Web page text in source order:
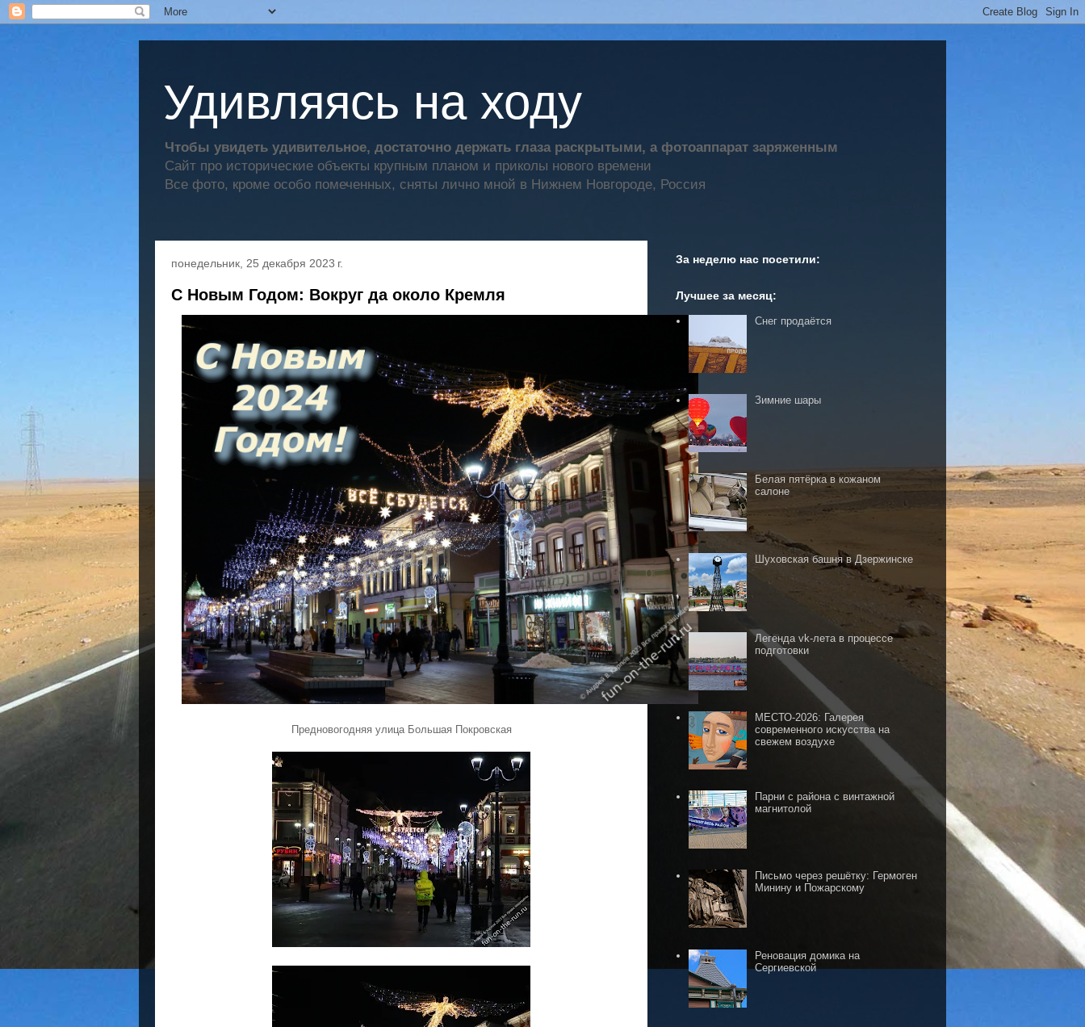
Удивляясь на ходу
Чтобы увидеть удивительное, достаточно держать глаза раскрытыми, а фотоаппарат заряженным
Сайт про исторические объекты крупным планом и приколы нового времени
Все фото, кроме особо помеченных, сняты лично мной в Нижнем Новгороде, Россия
понедельник, 25 декабря 2023 г.
С Новым Годом: Вокруг да около Кремля
Предновогодняя улица Большая Покровская
За неделю нас посетили:
Лучшее за месяц:
Снег продаётся
Зимние шары
Белая пятёрка в кожаном
салоне
Шуховская башня в Дзержинске
Легенда vk-лета в процессе
подготовки
МЕСТО-2026: Галерея
современного искусства на
свежем воздухе
Парни с района с винтажной
магнитолой
Письмо через решётку: Гермоген
Минину и Пожарскому
Реновация домика на
Сергиевской